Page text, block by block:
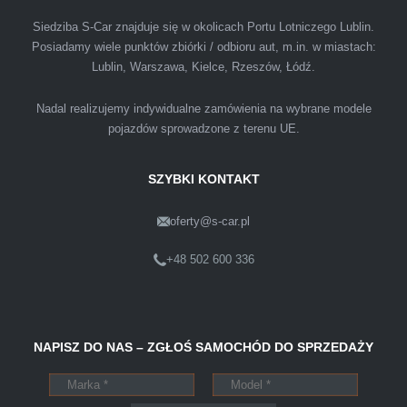
podejściem. Szybko, sprawnie, w miłej
atmosferze. Nie wiedziałem, że sprzedaż
samochodu może być załatwiona tak
warunkach finansowych.
Lublin
Pewnego dnia Rozmawialem z kolega na
Powiedział że sprzedał ostatnio swojego
Siedziba S-Car znajduje się w okolicach Portu Lotniczego Lublin.
Posiadamy wiele punktów zbiórki / odbioru aut, m.in. w miastach:
Lublin, Warszawa, Kielce, Rzeszów, Łódź.
Nadal realizujemy indywidualne zamówienia na wybrane modele
pojazdów sprowadzone z terenu UE.
SZYBKI KONTAKT
oferty@s-car.pl
+48 502 600 336
NAPISZ DO NAS – ZGŁOŚ SAMOCHÓD DO SPRZEDAŻY